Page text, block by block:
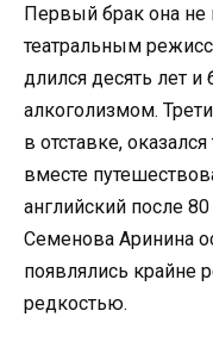
Первый брак она не
театральным
длился десять лет и
алкоголизмом.
в отставке,
вместе
английский после
Семенова Аринина
появлялись крайне
редкостью.